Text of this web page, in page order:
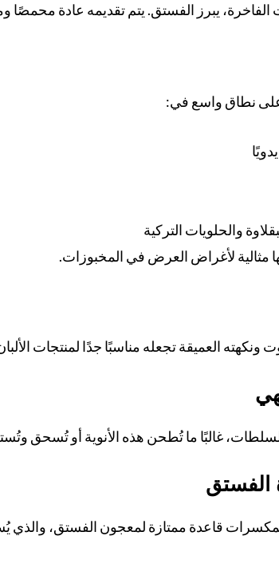
الفاخرة، يبرز الفستق. يتم تقديمه عادة
نطاق واسع في:
والحلويات التركية
مثالية لأغراض العرض في المخبوزات.
ونكهته العميقة تجعله مناسبًا جدًا لمنتجات
غالبًا ما تُطحن هذه الأنوية أو تُسحق
قاعدة ممتازة لمعجون الفستق، والذي